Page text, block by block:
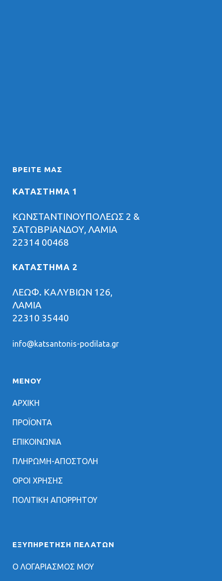
ΒΡΕΊΤΕ ΜΑΣ
ΚΑΤΑΣΤΗΜΑ 1
ΚΩΝΣΤΑΝΤΙΝΟΥΠΟΛΕΩΣ 2 &
ΣΑΤΩΒΡΙΑΝΔΟΥ, ΛΑΜΙΑ
22314 00468
ΚΑΤΑΣΤΗΜΑ 2
ΛΕΩΦ. ΚΑΛΥΒΙΩΝ 126,
ΛΑΜΙΑ
22310 35440
info@katsantonis-podilata.gr
ΜΕΝΟΥ
ΑΡΧΙΚΗ
ΠΡΟΪΟΝΤΑ
ΕΠΙΚΟΙΝΩΝΙΑ
ΠΛΗΡΩΜΗ-ΑΠΟΣΤΟΛΗ
ΟΡΟΙ ΧΡΗΣΗΣ
ΠΟΛΙΤΙΚΗ ΑΠΟΡΡΗΤΟΥ
ΕΞΥΠΗΡΈΤΗΣΗ ΠΕΛΑΤΏΝ
Ο ΛΟΓΑΡΙΑΣΜΟΣ ΜΟΥ